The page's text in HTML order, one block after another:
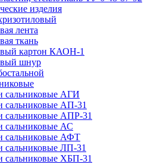
изделия
лента
ткань
картон КАОН-1
шнур
сальниковые АГИ
сальниковые АП-31
сальниковые АПР-31
сальниковые АС
сальниковые АФТ
сальниковые ЛП-31
сальниковые ХБП-31